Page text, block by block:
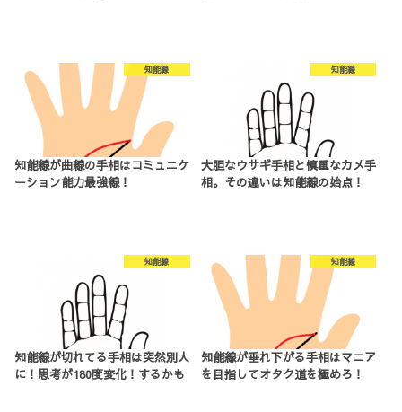
知能線
知能線が曲線の手相はコミュニケ
ーション能力最強線！
知能線
大胆なウサギ手相と慎重なカメ手
相。その違いは知能線の始点！
知能線
知能線が切れてる手相は突然別人
に！思考が180度変化！するかも
知能線
知能線が垂れ下がる手相はマニア
を目指してオタク道を極めろ！